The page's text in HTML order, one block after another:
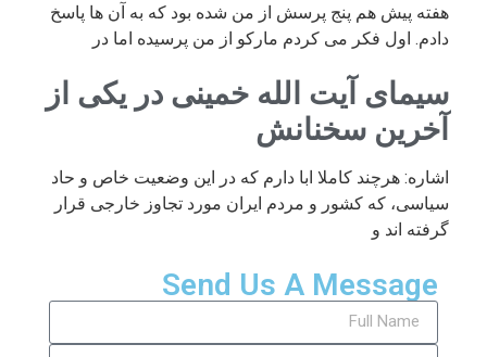
هفته پیش هم پنج پرسش از من شده بود که به آن ها پاسخ
دادم. اول فکر می کردم مارکو از من پرسیده اما در
سیمای آیت الله خمینی در یکی از
آخرین سخنانش
اشاره: هرچند کاملا ابا دارم که در این وضعیت خاص و حاد
سیاسی، که کشور و مردم ایران مورد تجاوز خارجی قرار
گرفته اند و
Send Us A Message